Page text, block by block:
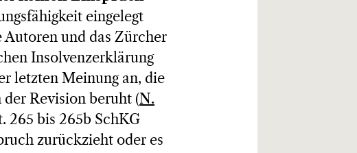
eingelegt
Autoren und das Zürcher
Insolvenzerklärung
letzten Meinung an, die
der Revision beruht (N.
265 bis 265b SchKG
zurückzieht oder es